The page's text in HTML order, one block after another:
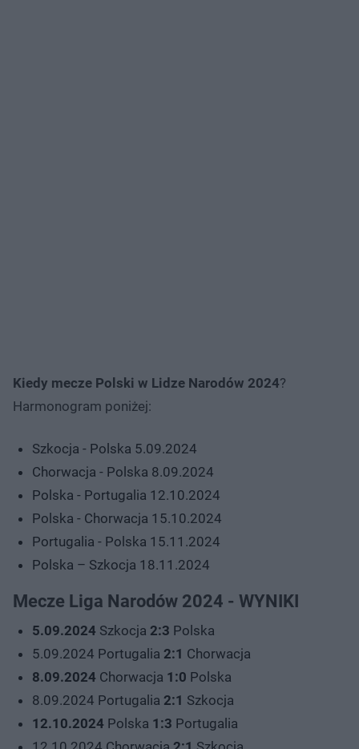
Kiedy mecze Polski w Lidze Narodów 2024?
Harmonogram poniżej:
Szkocja - Polska 5.09.2024
Chorwacja - Polska 8.09.2024
Polska - Portugalia 12.10.2024
Polska - Chorwacja 15.10.2024
Portugalia - Polska 15.11.2024
Polska – Szkocja 18.11.2024
Mecze Liga Narodów 2024 - WYNIKI
5.09.2024 Szkocja 2:3 Polska
5.09.2024 Portugalia 2:1 Chorwacja
8.09.2024 Chorwacja 1:0 Polska
8.09.2024 Portugalia 2:1 Szkocja
12.10.2024 Polska 1:3 Portugalia